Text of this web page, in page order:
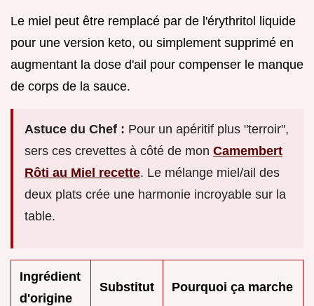
Le miel peut être remplacé par de l'érythritol liquide
pour une version keto, ou simplement supprimé en
augmentant la dose d'ail pour compenser le manque
de corps de la sauce.
Astuce du Chef : Pour un apéritif plus "terroir",
sers ces crevettes à côté de mon Camembert
Rôti au Miel recette. Le mélange miel/ail des
deux plats crée une harmonie incroyable sur la
table.
Ingrédient
d'origine
Substitut Pourquoi ça marche